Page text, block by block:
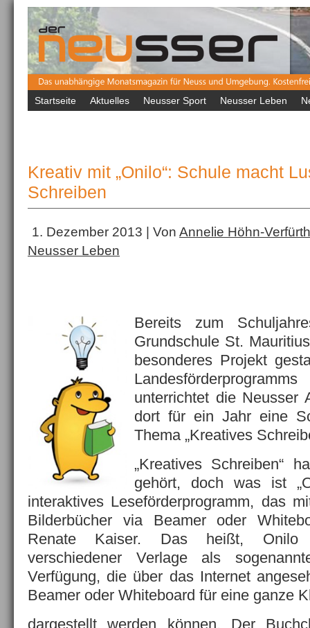
Startseite Aktuelles Neusser Sport Neusser Leben
Kreativ mit „Onilo“: Schule macht
Schreiben
1. Dezember 2013 | Von Annelie Höhn-Verfürth
Neusser Leben
Bereits zum
Grundschule St.
besonderes Projekt
unterrichtet die Neusser
dort für ein Jahr eine
Thema „Kreatives
„Kreatives Schreiben“
gehört, doch was ist
interaktives Leseförderprogramm, das
Bilderbücher via Beamer oder
Renate Kaiser. Das heißt, Onilo
verschiedener Verlage als
Verfügung, die über das Internet
Beamer oder Whiteboard für eine ganze
dargestellt werden können. Der